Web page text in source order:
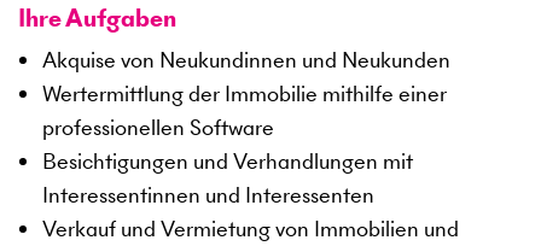
Ihre Aufgaben
Akquise von Neukundinnen und Neukunden
Wertermittlung der Immobilie mithilfe einer
professionellen Software
Besichtigungen und Verhandlungen mit
Interessentinnen und Interessenten
Verkauf und Vermietung von Immobilien und